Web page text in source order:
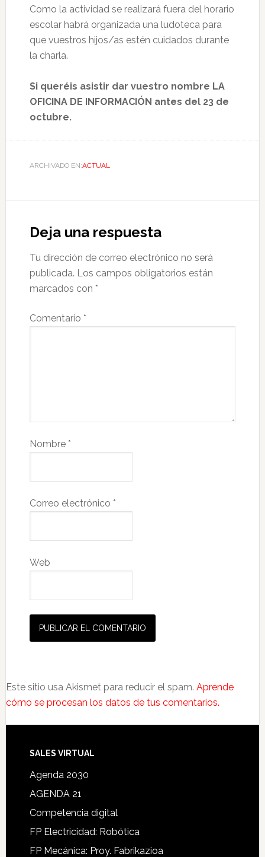
Como la actividad se realizará fuera del horario
escolar habrá organizada una ludoteca para
que vuestros hijos/as estén cuidados durante
la charla.
Si queréis asistir dar vuestro nombre LA
OFICINA DE INFORMACIÓN antes del 23 de
octubre.
ARCHIVADO EN:ACTUAL
Deja una respuesta
Tu dirección de correo electrónico no será
publicada. Los campos obligatorios están
marcados con *
Comentario *
Nombre *
Correo electrónico *
Web
Este sitio usa Akismet para reducir el spam. Aprende
cómo se procesan los datos de tus comentarios.
SALES VIRTUAL
Agenda 2030
AGENDA 21
Competencia digital
FP Electricidad: Robótica
FP Mecánica: Proy. Fabrikazioa